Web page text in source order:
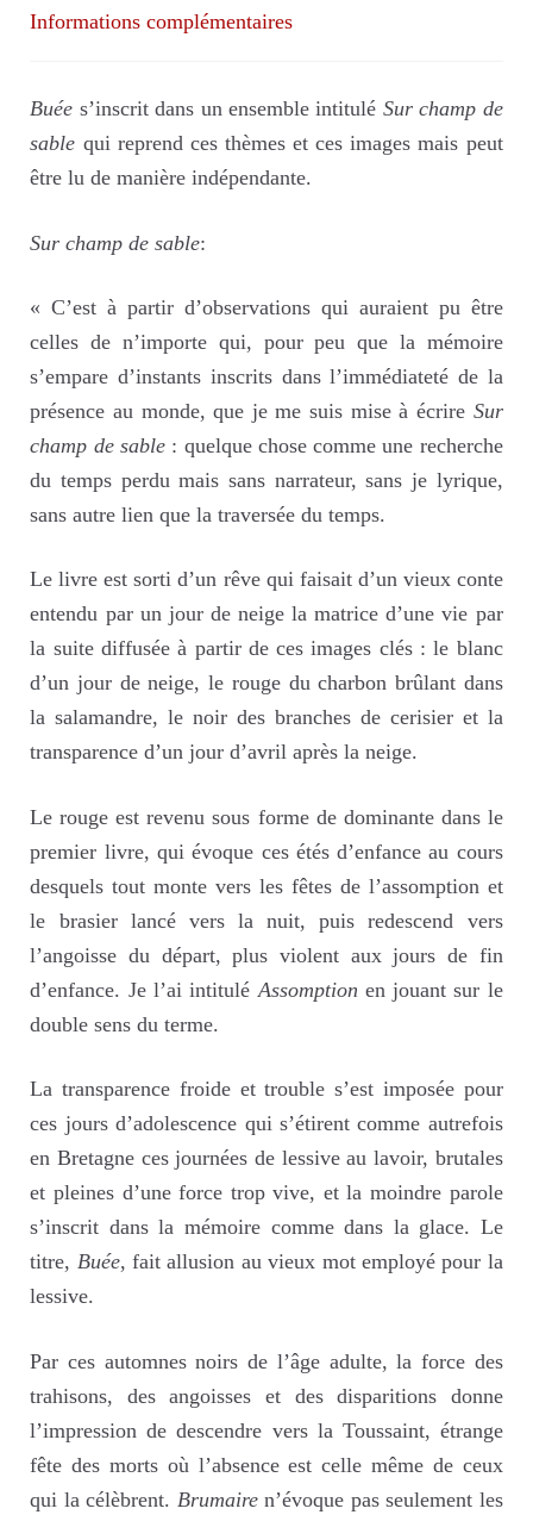
Informations complémentaires
Buée s’inscrit dans un ensemble intitulé Sur champ de
sable qui reprend ces thèmes et ces images mais peut
être lu de manière indépendante.
Sur champ de sable:
« C’est à partir d’observations qui auraient pu être
celles de n’importe qui, pour peu que la mémoire
s’empare d’instants inscrits dans l’immédiateté de la
présence au monde, que je me suis mise à écrire Sur
champ de sable: quelque chose comme une recherche
du temps perdu mais sans narrateur, sans je lyrique,
sans autre lien que la traversée du temps.
Le livre est sorti d’un rêve qui faisait d’un vieux conte
entendu par un jour de neige la matrice d’une vie par
la suite diffusée à partir de ces images clés : le blanc
d’un jour de neige, le rouge du charbon brûlant dans
la salamandre, le noir des branches de cerisier et la
transparence d’un jour d’avril après la neige.
Le rouge est revenu sous forme de dominante dans le
premier livre, qui évoque ces étés d’enfance au cours
desquels tout monte vers les fêtes de l’assomption et
le brasier lancé vers la nuit, puis redescend vers
l’angoisse du départ, plus violent aux jours de fin
d’enfance. Je l’ai intitulé Assomption en jouant sur le
double sens du terme.
La transparence froide et trouble s’est imposée pour
ces jours d’adolescence qui s’étirent comme autrefois
en Bretagne ces journées de lessive au lavoir, brutales
et pleines d’une force trop vive, et la moindre parole
s’inscrit dans la mémoire comme dans la glace. Le
titre, Buée, fait allusion au vieux mot employé pour la
lessive.
Par ces automnes noirs de l’âge adulte, la force des
trahisons, des angoisses et des disparitions donne
l’impression de descendre vers la Toussaint, étrange
fête des morts où l’absence est celle même de ceux
qui la célèbrent. Brumairen’évoque pas seulement les